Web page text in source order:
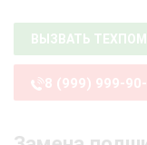
ВЫЗВАТЬ
8 (999) 999-